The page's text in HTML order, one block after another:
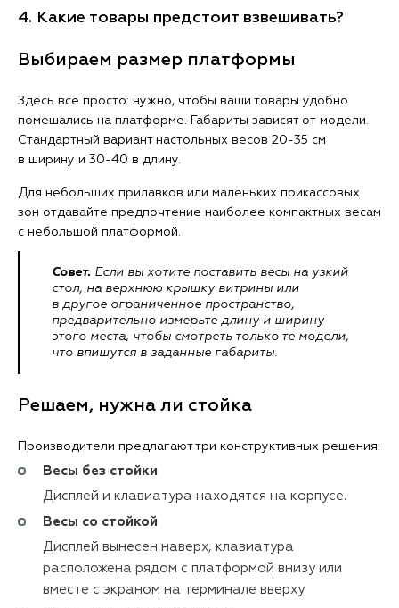
4. Какие товары предстоит взвешивать?
Выбираем размер платформы
Здесь все просто: нужно, чтобы ваши товары удобно
помешались на платформе. Габариты зависят от модели.
Стандартный вариант настольных весов 20-35 см
в ширину и 30-40 в длину.
Для небольших прилавков или маленьких прикассовых
зон отдавайте предпочтение наиболее компактных весам
с небольшой платформой.
Совет. Если вы хотите поставить весы на узкий
стол, на верхнюю крышку витрины или
в другое ограниченное пространство,
предварительно измерьте длину и ширину
этого места, чтобы смотреть только те модели,
что впишутся в заданные габариты.
Решаем, нужна ли стойка
Производители предлагают три конструктивных решения:
Весы без стойки
Дисплей и клавиатура находятся на корпусе.
Весы со стойкой
Дисплей вынесен наверх, клавиатура
расположена рядом с платформой внизу или
вместе с экраном на терминале вверху.